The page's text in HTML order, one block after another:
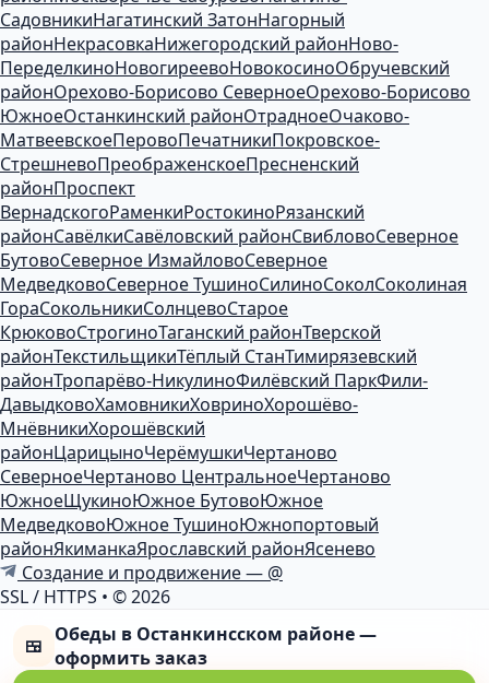
СадовникиНагатинский ЗатонНагорный
районНекрасовкаНижегородский районНово-
ПеределкиноНовогиреевоНовокосиноОбручевский
районОрехово-Борисово СеверноеОрехово-Борисово
ЮжноеОстанкинский районОтрадноеОчаково-
МатвеевскоеПеровоПечатникиПокровское-
СтрешневоПреображенскоеПресненский
районПроспект
ВернадскогоРаменкиРостокиноРязанский
районСавёлкиСавёловский районСвибловоСеверное
БутовоСеверное ИзмайловоСеверное
МедведковоСеверное ТушиноСилиноСоколСоколиная
ГораСокольникиСолнцевоСтарое
КрюковоСтрогиноТаганский районТверской
районТекстильщикиТёплый СтанТимирязевский
районТропарёво-НикулиноФилёвский ПаркФили-
ДавыдковоХамовникиХовриноХорошёво-
МнёвникиХорошёвский
районЦарицыноЧерёмушкиЧертаново
СеверноеЧертаново ЦентральноеЧертаново
ЮжноеЩукиноЮжное БутовоЮжное
МедведковоЮжное ТушиноЮжнопортовый
районЯкиманкаЯрославский районЯсенево
Создание и продвижение — @
SSL / HTTPS • © 2026
🍱 Обеды в Останкинсском районе —
оформить заказ